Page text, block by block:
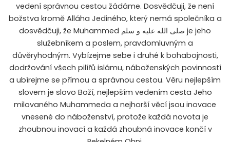
vedení správnou cestou žádáme. Dosvědčuji, že není
božstva kromě Alláha Jediného, který nemá společníka a
dosvědčuji, že Muhammed صلى الله عليه و سلم je jeho
služebníkem a poslem, pravdomluvným a
důvěryhodným. Vybízejme sebe i druhé k bohabojnosti,
dodržování všech pilířů islámu, náboženských povinností
a ubírejme se přímou a správnou cestou. Věru nejlepším
slovem je slovo Boží, nejlepším vedením cesta Jeho
milovaného Muhammeda a nejhorší věcí jsou inovace
vnesené do náboženství, protože každá novota je
zhoubnou inovací a každá zhoubná inovace končí v